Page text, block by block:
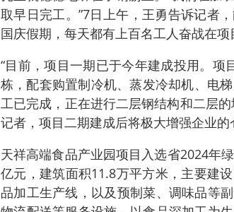
取早日完工。”7日上午，王勇告诉记者
国庆假期，每天都有上百名工人奋战在项
“目前，项目一期已于今年建成投用。
栋，配套购置制冷机、蒸发冷却机、电
工已完成，正在进行二层钢结构和二层
记者，项目二期建成后将极大增强企业的
天祥高端食品产业园项目入选省2024年
亿元，建筑面积11.8万平方米，主要建
品加工生产线，以及预制菜、调味品等